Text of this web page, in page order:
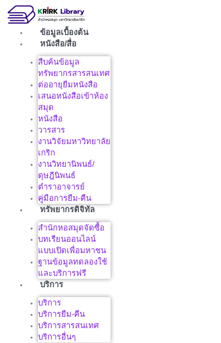
ข้อมูลเบื้องต้น
หนังสือ/สื่อ
สืบค้นข้อมูล
ทรัพยากรสารสนเทศ
ต่ออายุยืมหนังสือ
เสนอหนังสือเข้าห้อง
สมุด
หนังสือ
วารสาร
งานวิจัยมหาวิทยาลัย
เกริก
งานวิทยานิพนธ์/
ดุษฎีนิพนธ์
ตำราอาจารย์
คู่มือการยืม-คืน
ทรัพยากรดิจิทัล
สำนักหอสมุดจัดซื้อ
บทเรียนออนไลน์
แบบเปิดเพื่อมหาชน
ฐานข้อมูลทดลองใช้
และบริการฟรี
บริการ
บริการ
บริการยืม-คืน
บริการสารสนเทศ
บริการอื่นๆ